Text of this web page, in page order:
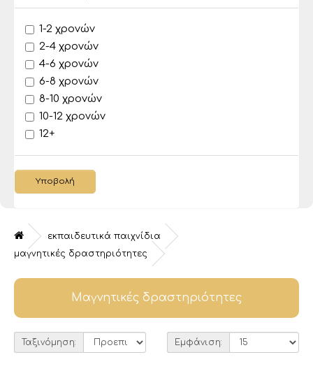
1-2 χρονών
2-4 χρονών
4-6 χρονών
6-8 χρονών
8-10 χρονών
10-12 χρονών
12+
Υποβολή
εκπαιδευτικά παιχνίδια
μαγνητικές δραστηριότητες
Μαγνητικές δραστηριότητες
Εμφάνιση:
Ταξινόμηση: